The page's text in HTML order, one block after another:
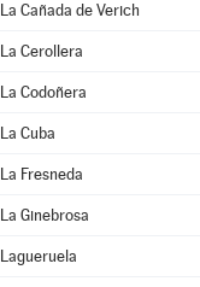
La Cañada de Verich
La Cerollera
La Codoñera
La Cuba
La Fresneda
La Ginebrosa
Lagueruela